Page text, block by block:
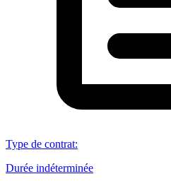
Type de contrat:
Durée indéterminée